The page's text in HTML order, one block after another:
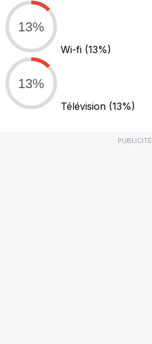
13%
Wi-fi (13%)
13%
Télévision (13%)
PUBLICITÉ